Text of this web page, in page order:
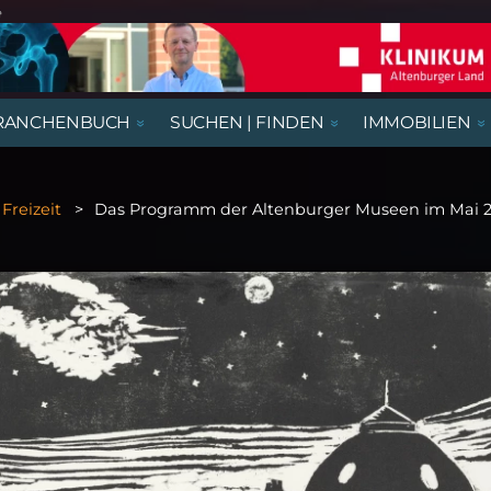
VORTRÄGE
THEATER & KABARETT
SUCHEN | FINDEN IMMOBILIEN
Das Programm der Altenburger Museen im Mai